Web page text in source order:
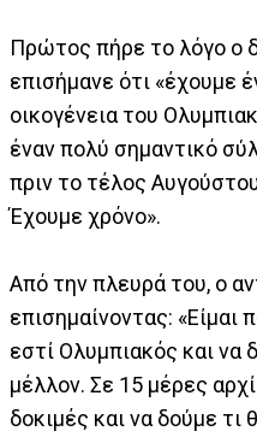
Πρώτος πήρε το λόγο ο
επισήμανε ότι «έχουμε
οικογένεια του
έναν πολύ σημαντικό
πριν το τέλος
Έχουμε χρόνο».
Από την πλευρά του, ο
επισημαίνοντας:
εστί Ολυμπιακός και να
μέλλον. Σε 15 μέρες
δοκιμές και να δούμε τι